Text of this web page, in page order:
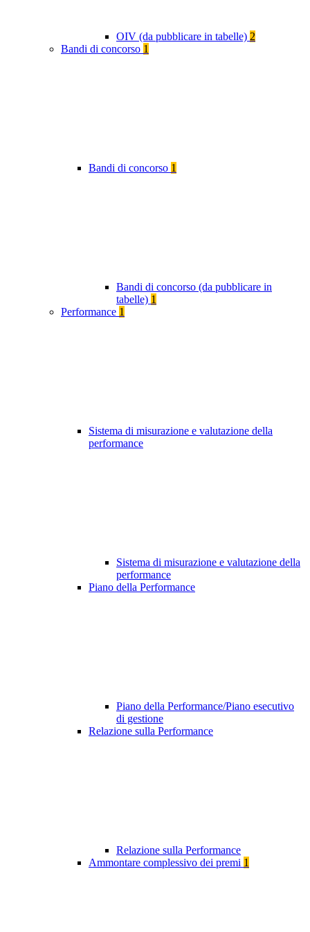
OIV (da pubblicare in tabelle) 2
Bandi di concorso 1
Bandi di concorso 1
Bandi di concorso (da pubblicare in
tabelle) 1
Performance 1
Sistema di misurazione e valutazione della
performance
Sistema di misurazione e valutazione della
performance
Piano della Performance
Piano della Performance/Piano esecutivo
di gestione
Relazione sulla Performance
Relazione sulla Performance
Ammontare complessivo dei premi 1